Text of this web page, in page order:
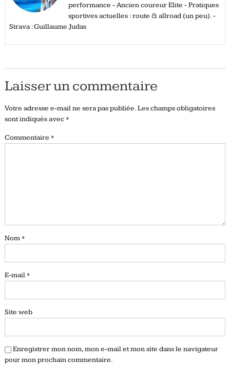
performance - Ancien coureur Elite - Pratiques
sportives actuelles : route & allroad (un peu). -
Strava : Guillaume Judas
Laisser un commentaire
Votre adresse e-mail ne sera pas publiée.Les champs obligatoires
sont indiqués avec *
Commentaire *
Nom *
E-mail *
Site web
Enregistrer mon nom, mon e-mail et mon site dans le navigateur
pour mon prochain commentaire.